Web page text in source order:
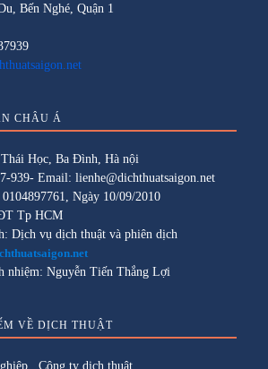
Bến Nghé, Quận 1
CHÂU Á
Học, Ba Đình, Hà nội
939- Email: lienhe@dichthuatsaigon.net
Ngày 10/09/2010
Tp HCM
Dịch vụ dịch thuật và phiên dịch
nhiệm: Nguyễn Tiến Thắng Lợi
VỀ DỊCH THUẬT
Công ty dịch thuật